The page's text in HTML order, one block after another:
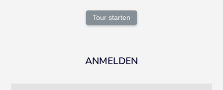
Tour starten
ANMELDEN